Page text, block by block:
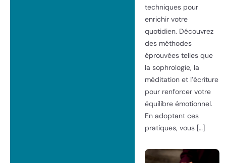
techniques pour
enrichir votre
quotidien. Découvrez
des méthodes
éprouvées telles que
la sophrologie, la
méditation et l’écriture
pour renforcer votre
équilibre émotionnel.
En adoptant ces
pratiques, vous […]